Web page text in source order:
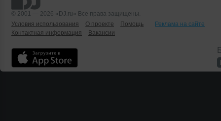
© 2001 — 2026 «DJ.ru» Все права защищены.
Условия использования
О проекте Помощь
Реклама на сайте
Контактная информация
Вакансии